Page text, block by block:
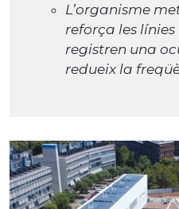
L’organisme
reforça les línies
registren una
redueix la